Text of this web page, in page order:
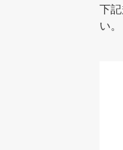
下
い。